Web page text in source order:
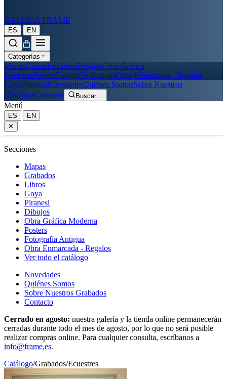
GALERÍA FRAME
ES | EN
Categorías
MapasGrabadosLibrosDibujosObra Gráfica
ModernaPostersFotografía AntiguaObra Enmarcada - Regalos
GoyaPiranesiNovedadesQuiénes SomosSobre Nuestros
GrabadosContacto Buscar…
Menú
ES |
EN
✕
Secciones
Mapas
Grabados
Libros
Goya
Piranesi
Dibujos
Obra Gráfica Moderna
Posters
Fotografía Antigua
Obra Enmarcada - Regalos
Ver todo el catálogo
Novedades
Quiénes Somos
Sobre Nuestros Grabados
Contacto
Cerrado en agosto: nuestra galería y la tienda online permanecerán
cerradas durante todo el mes de agosto, por lo que no será posible
realizar compras online. Para cualquier consulta, escríbanos a
info@frame.es.
Catálogo/Grabados/Ecuestres